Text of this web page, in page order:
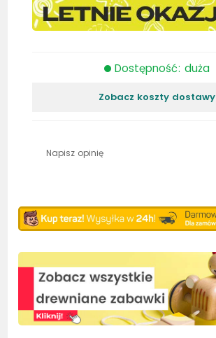
Dostępność: duża
Zobacz koszty dostawy
Napisz opinię